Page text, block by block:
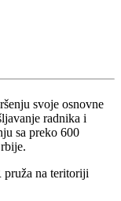
svoje osnovne
radnika i
sa preko 600
na teritoriji